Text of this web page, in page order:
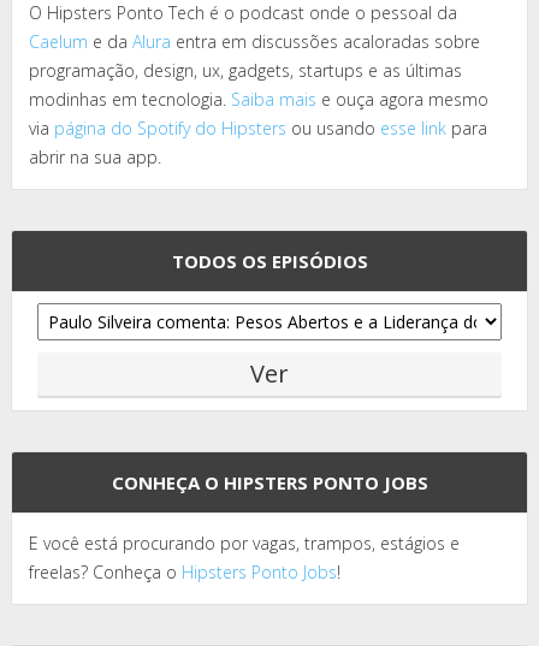
O Hipsters Ponto Tech é o podcast onde o pessoal da
Caelum e da Alura entra em discussões acaloradas sobre
programação, design, ux, gadgets, startups e as últimas
modinhas em tecnologia. Saiba mais e ouça agora mesmo
via página do Spotify do Hipsters ou usando esse link para
abrir na sua app.
TODOS OS EPISÓDIOS
CONHEÇA O HIPSTERS PONTO JOBS
E você está procurando por vagas, trampos, estágios e
freelas? Conheça o Hipsters Ponto Jobs!